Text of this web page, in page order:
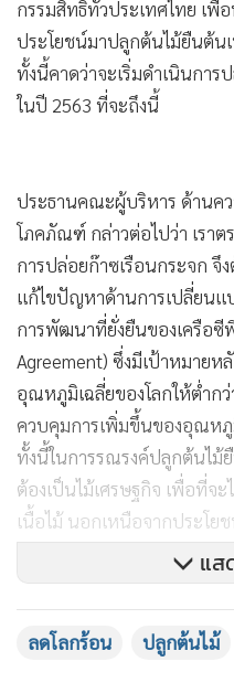
กรรมสิทธิ์ทั่วประเทศไทย เพื่
ประโยชน์มาปลูกต้นไม้ยืนต้น
ทั้งนี้คาดว่าจะเริ่มดำเนินกา
ในปี 2563 ที่จะถึงนี้
ประธานคณะผู้บริหาร ด้านคว
โภคภัณฑ์ กล่าวต่อไปว่า เรา
การปล่อยก๊าซเรือนกระจก จึ
แก้ไขปัญหาด้านการเปลี่ยนแ
การพัฒนาที่ยั่งยืนของเครือซี
Agreement) ซึ่งมีเป้าหมาย
อุณหภูมิเฉลี่ยของโลกให้ต่ำกว่
ควบคุมการเพิ่มขึ้นของอุณหภู
ทั้งนี้ในการรณรงค์ปลูกต้นไม้
ต้องเป็นไม้เศรษฐกิจ เพื่อที่จ
เนื้อไม้ นอกเหนือจากประโย
ด้านผลการดำเนินงานการล
เครือซีพีนั้น มีความก้าวหน้า
แส
ลดโลกร้อน ปลูกต้นไม้